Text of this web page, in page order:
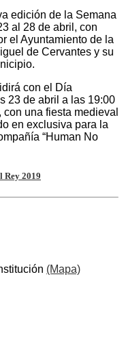
edición de la Semana
al 28 de abril, con
el Ayuntamiento de la
de Cervantes y su
con el Día
23 de abril a las 19:00
una fiesta medieval
en exclusiva para la
“Human No
Rey 2019
(Mapa)